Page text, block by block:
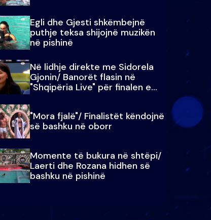
Egli dhe Gjesti shkëmbejnë
puthje teksa shijojnë muzikën
në pishinë
Në lidhje direkte me Sidorela
Gjonin/ Banorët flasin në
"Shqipëria Live" për finalen e
madhe
"Mora fjalë"/ Finalistët këndojnë
së bashku në oborr
Momente të bukura në shtëpi/
Laerti dhe Rozana hidhen së
bashku në pishinë